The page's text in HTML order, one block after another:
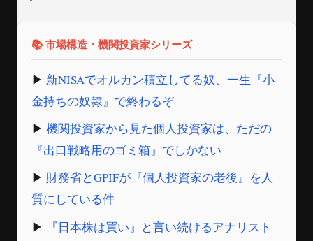
📚 市場構造・機関投資家シリーズ
▶ 新NISAでオルカン積立してる奴、一生『小
金持ちの奴隷』で終わるぞ
▶機関投資家から見た個人投資家は、ただの
『出口戦略用のゴミ箱』でしかない
▶ 財務省とGPIFが『個人投資家の老後』を人
質にしている件
▶
『日本株は買い』と言い続けるアナリスト